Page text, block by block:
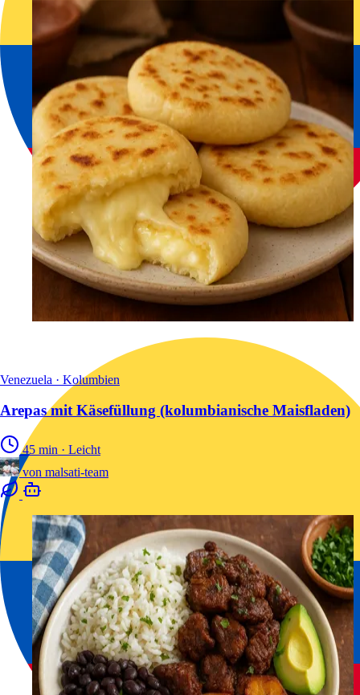
Venezuela · Kolumbien
Arepas mit Käsefüllung (kolumbianische Maisfladen)
45 min · Leicht
von malsati-team